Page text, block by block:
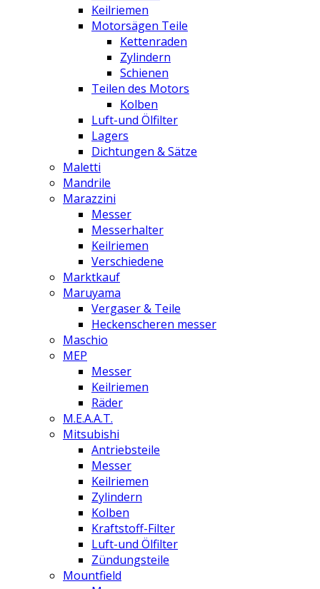
Keilriemen
Motorsägen Teile
Kettenraden
Zylindern
Schienen
Teilen des Motors
Kolben
Luft-und Ölfilter
Lagers
Dichtungen & Sätze
Maletti
Mandrile
Marazzini
Messer
Messerhalter
Keilriemen
Verschiedene
Marktkauf
Maruyama
Vergaser & Teile
Heckenscheren messer
Maschio
MEP
Messer
Keilriemen
Räder
M.E.A.A.T.
Mitsubishi
Antriebsteile
Messer
Keilriemen
Zylindern
Kolben
Kraftstoff-Filter
Luft-und Ölfilter
Zündungsteile
Mountfield